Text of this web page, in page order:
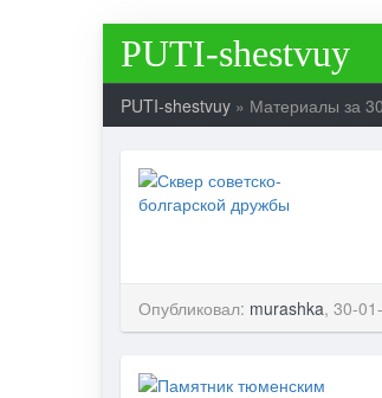
PUTI-shestvuy
PUTI-shestvuy » Материалы за
Опубликовал: murashka, 30-